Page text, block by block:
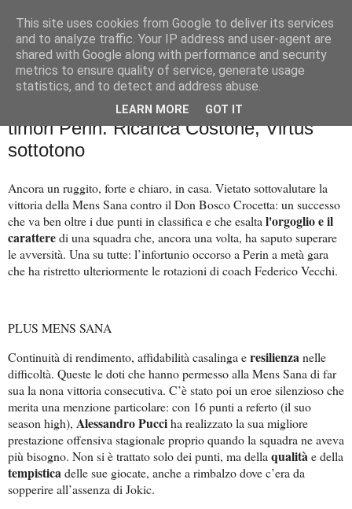
Palla al cerchio
martedì 16 dicembre 2025
Resilienza Mens Sana: lampo Pucci e
timori Perin. Ricarica Costone, Virtus
sottotono
Ancora un ruggito, forte e chiaro, in casa. Vietato sottovalutare la
vittoria della Mens Sana contro il Don Bosco Crocetta: un successo
che va ben oltre i due punti in classifica e che esalta l'orgoglio e il
caratteredi una squadra che, ancora una volta, ha saputo superare
le avversità. Una su tutte: l’infortunio occorso a Perin a metà gara
che ha ristretto ulteriormente le rotazioni di coach Federico Vecchi.
PLUS MENS SANA
Continuità di rendimento, affidabilità casalinga eresilienzanelle
difficoltà. Queste le doti che hanno permesso alla Mens Sana di far
sua la nona vittoria consecutiva. C’è stato poi un eroe silenzioso che
merita una menzione particolare: con 16 punti a referto (il suo
season high), Alessandro Pucciha realizzato la sua migliore
prestazione offensiva stagionale proprio quando la squadra ne aveva
più bisogno. Non si è trattato solo dei punti, ma dellaqualitàe della
tempisticadelle sue giocate, anche a rimbalzo dove c’era da
sopperire all’assenza di Jokic.
This site uses cookies from Google to deliver its services
and to analyze traffic. Your IP address and user-agent are
shared with Google along with performance and security
metrics to ensure quality of service, generate usage
statistics, and to detect and address abuse.
LEARN MORE GOT IT